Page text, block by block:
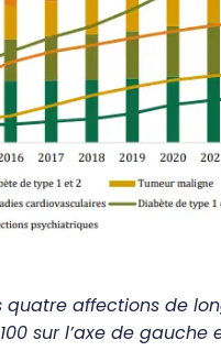
affections de
sur l’axe de gauche